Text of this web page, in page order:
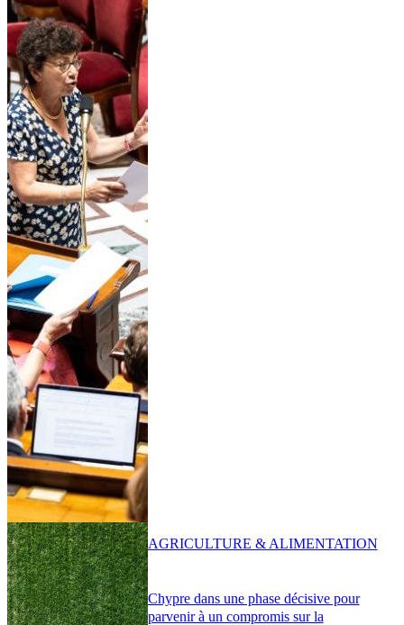
Chypre dans une phase décisive pour
parvenir à un compromis sur la
AGRICULTURE & ALIMENTATION